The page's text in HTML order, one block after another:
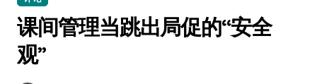
课间管理当跳出局促的“安全
观”